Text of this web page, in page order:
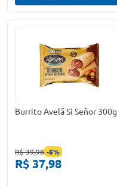
Burrito Avelã Sí Señor 300g
R$ 39,98 -5%
R$ 37,98